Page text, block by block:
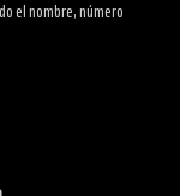
el nombre, número